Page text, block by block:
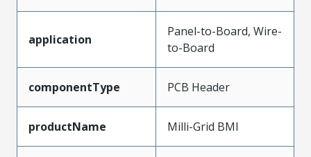
application
Panel-to-Board, Wire-
to-Board
componentType PCB Header
productName Milli-Grid BMI